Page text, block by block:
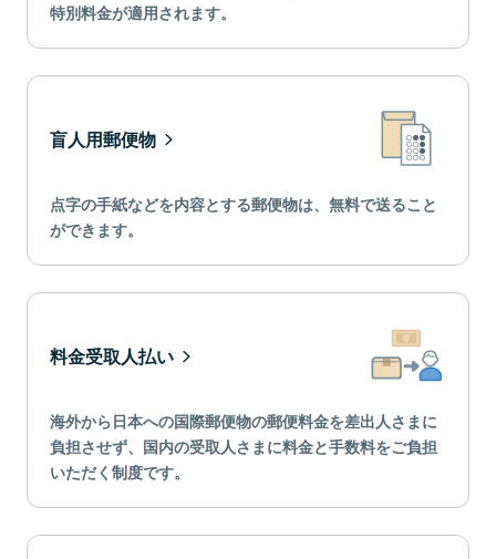
特別料金が適用されます。
盲人用郵便物
点字の手紙などを内容とする郵便物は、無料で送ること
ができます。
料金受取人払い
海外から日本への国際郵便物の郵便料金を差出人さまに
負担させず、国内の受取人さまに料金と手数料をご負担
いただく制度です。